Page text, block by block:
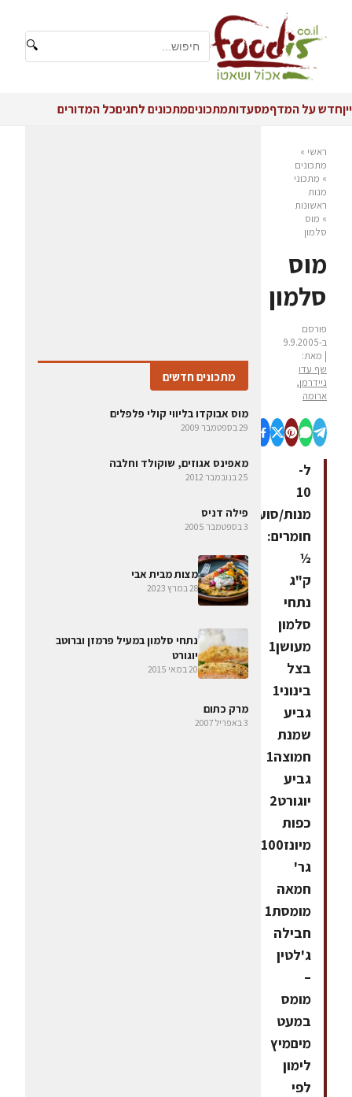
🔍
ייןחדש על המדףמסעדותמתכוניםמתכונים לחגיםכל המדורים
ראשי »
מתכונים
» מתכוני
מנות
ראשונות
» מוס
סלמון
מוס
סלמון
פורסם
ב-9.9.2005
| מאת:
שף עדו
ניידרמן,
ארומה
ל-
10
מנות/סועדים
חומרים:
½
ק"ג
נתחי
סלמון
מעושן1
בצל
בינוני1
גביע
שמנת
חמוצה1
גביע
יוגורט2
כפות
מיונז100
גר'
חמאה
מומסת1
חבילה
ג'לטין
–
מומס
במעט
מיםמיץ
לימון
לפי
מתכונים חדשים
מוס אבוקדו בליווי קולי פלפלים
29 בספטמבר 2009
מאפינס אגוזים, שוקולד וחלבה
25 בנובמבר 2012
פילה דניס
3 בספטמבר 2005
מצות מבית אבי
28 במרץ 2023
נתחי סלמון במעיל פרמזן וברוטב
יוגורט
20 במאי 2015
מרק כתום
3 באפריל 2007